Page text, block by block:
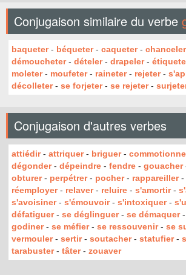
Conjugaison similaire du verbe
baqueter- béqueter- caqueter- chanceler
démoucheter- dételer- drapeler-
moleter- moufeter- raineter- rejeter-
décolleter- se forjeter- se rejeter-
Conjugaison d'autres verbes
attiédir- attriquer- briguer-
dégonder- dépeindre - fendre - gouacher
obturer- perpétrer- pocher- rappareiller-
réemployer- relaver- reluire - s'amortir-
s'avoisiner- s'émouvoir- s'intoxiquer-
défatiguer- se déglinguer- se démaquer-
godiner- se méfier- se ressouvenir- se
vermouler- sertir- soutacher- statufier-
tarabuster- tâter- zouaver